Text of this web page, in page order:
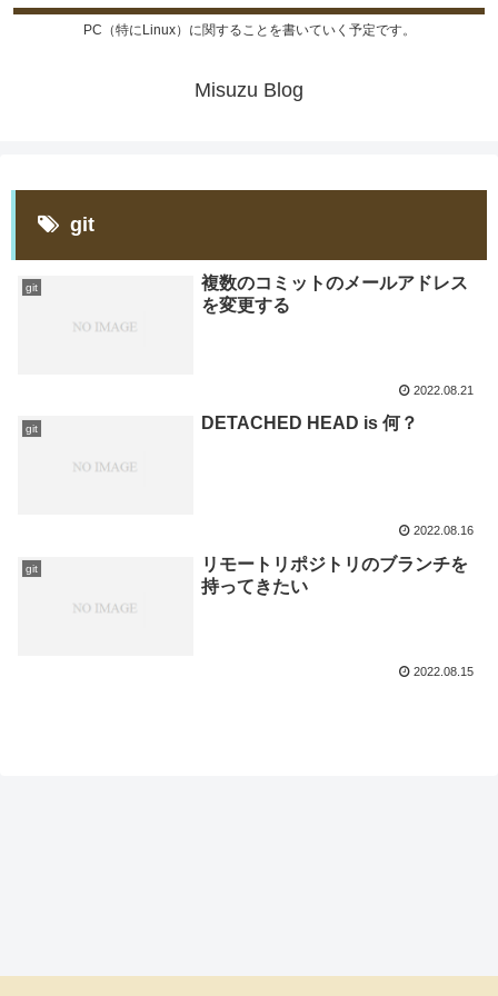
PC（特にLinux）に関することを書いていく予定です。
Misuzu Blog
git
git
複数のコミットのメールアドレス
を変更する
2022.08.21
git DETACHED HEAD is 何？
2022.08.16
git
リモートリポジトリのブランチを
持ってきたい
2022.08.15